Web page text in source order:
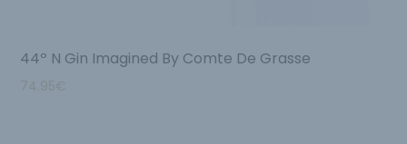
44º N Gin Imagined By Comte De Grasse
74.95€